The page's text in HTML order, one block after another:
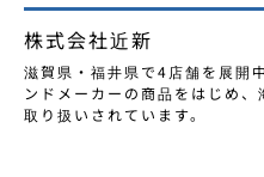
株式会社近新
滋賀県・福井県で4店舗を展開
ンドメーカーの商品をはじめ
取り扱いされています。